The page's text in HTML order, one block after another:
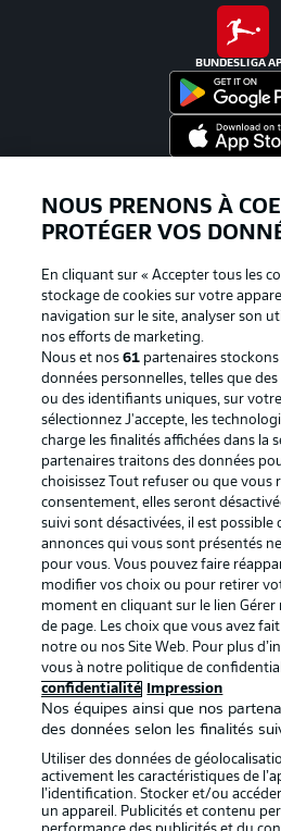
BUNDESLIGA
La publicité
Mentions Légales
Déclaration de
confidentialité
Travaux
Impression
NOUS PRENONS À
PROTÉGER VOS
En cliquant sur « Accepter tous les
stockage de cookies sur votre
navigation sur le site, analyser son
nos efforts de marketing.
Nous et nos61 partenaires stockons
données personnelles, telles que
ou des identifiants uniques, sur
sélectionnez J'accepte, les
charge les finalités affichées dans la
partenaires traitons des données
choisissez Tout refuser ou que vous
consentement, elles seront
suivi sont désactivées, il est
annonces qui vous sont présentés
pour vous. Vous pouvez faire
modifier vos choix ou pour retirer
moment en cliquant sur le lien Gérer
de page. Les choix que vous avez
notre ou nos Site Web. Pour plus
vous à notre politique de
confidentialité
Impression
Nos équipes ainsi que nos
des données selon les finalités
Utiliser des données de
activement les caractéristiques de
l’identification. Stocker et/ou
un appareil. Publicités et contenu